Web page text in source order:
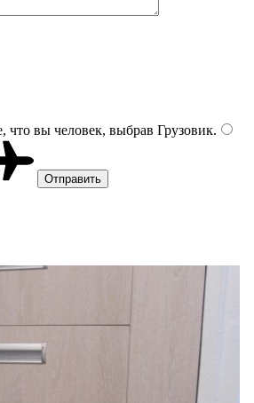
что вы человек, выбрав Грузовик.